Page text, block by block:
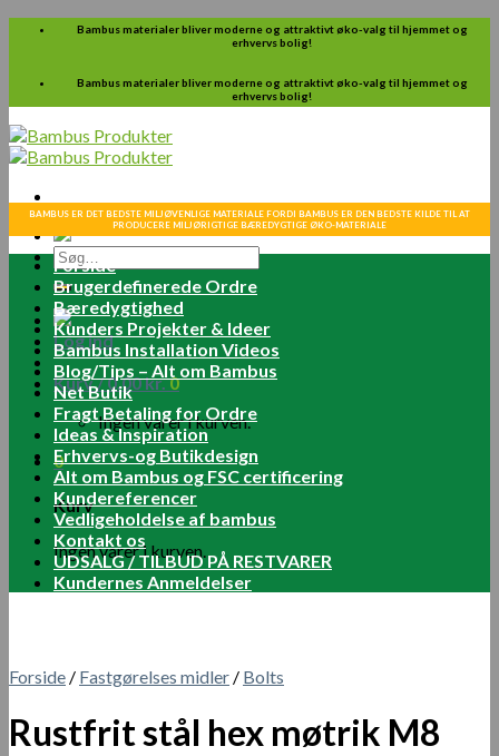
Skip
Bambus materialer bliver moderne og attraktivt øko-valg til hjemmet og
erhvervs bolig!
Bambus materialer bliver moderne og attraktivt øko-valg til hjemmet og
erhvervs bolig!
Søg
efter:
Log ind
Kurv /0.00kr.0
Ingen varer i kurven.
0
Kurv
Ingen varer i kurven.
BAMBUS ER DET BEDSTE MILJØVENLIGE MATERIALE FORDI BAMBUS ER DEN BEDSTE KILDE TIL AT
PRODUCERE MILJØRIGTIGE BÆREDYGTIGE ØKO-MATERIALE
Forside
Brugerdefinerede Ordre
Bæredygtighed
Kunders Projekter & Ideer
Bambus Installation Videos
Blog/Tips – Alt om Bambus
Net Butik
Fragt Betaling for Ordre
Ideas & Inspiration
Erhvervs-og Butikdesign
Alt om Bambus og FSC certificering
Kundereferencer
Vedligeholdelse af bambus
Kontakt os
UDSALG / TILBUD PÅ RESTVARER
Kundernes Anmeldelser
Forside / Fastgørelses midler / Bolts
Rustfrit stål hex møtrik M8